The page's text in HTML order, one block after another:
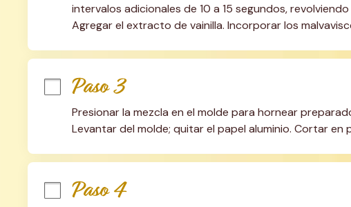
intervalos adicionales de 10 a 15 segundos,
Agregar el extracto de vainilla. Incorporar los
Paso 3
Presionar la mezcla en el molde para hornear
Levantar del molde; quitar el papel aluminio. Cortar en
Paso 4